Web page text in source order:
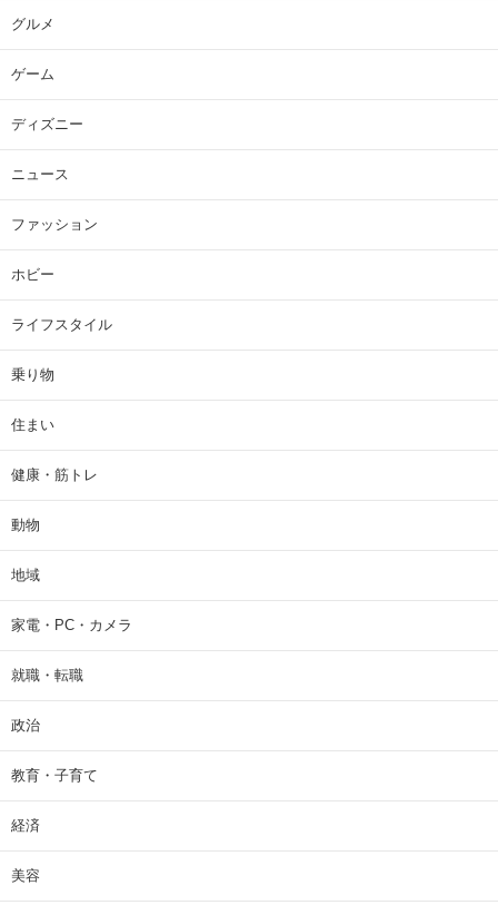
グルメ
ゲーム
ディズニー
ニュース
ファッション
ホビー
ライフスタイル
乗り物
住まい
健康・筋トレ
動物
地域
家電・PC・カメラ
就職・転職
政治
教育・子育て
経済
美容